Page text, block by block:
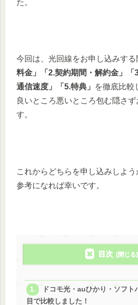
た。
今回は、光回線をお申し込みする
料金」「2.契約期間・解約金」「
通信速度」「5.特典」
を徹底比較
良いところ悪いところ包む隠さず
す。
これからどちらを申し込みしよ
参考になれば幸いです。
目次
ドコモ光・auひかり・ソフト
目で比較しました！